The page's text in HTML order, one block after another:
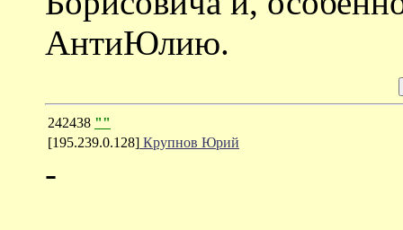
АнтиЮлию.
242438 ""
[195.239.0.128] Крупнов Юрий
-